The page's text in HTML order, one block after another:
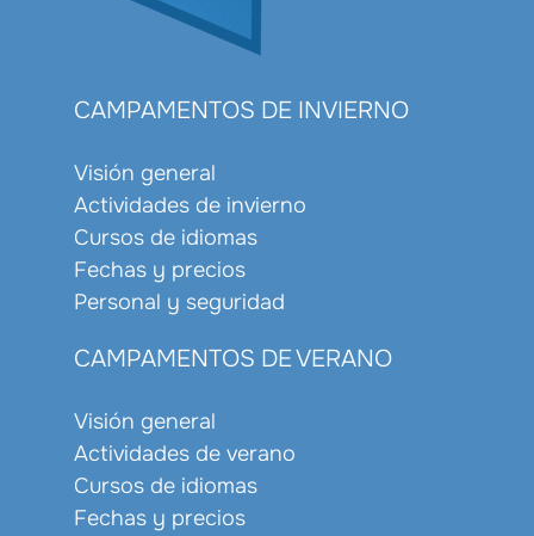
CAMPAMENTOS DE INVIERNO
Visión general
Actividades de invierno
Cursos de idiomas
Fechas y precios
Personal y seguridad
CAMPAMENTOS DE VERANO
Visión general
Actividades de verano
Cursos de idiomas
Fechas y precios